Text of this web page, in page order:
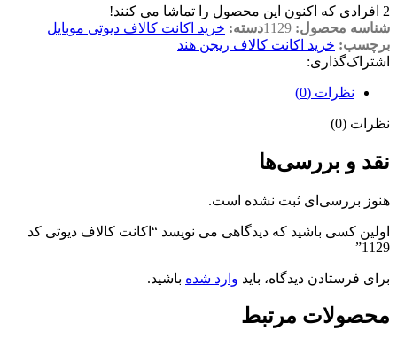
2 افرادی که اکنون این محصول را تماشا می کنند!
شناسه محصول: 1129دسته: خرید اکانت کالاف دیوتی موبایل
برچسب: خرید اکانت کالاف ریجن هند
اشتراک‌گذاری:
نظرات (0)
نظرات (0)
نقد و بررسی‌ها
هنوز بررسی‌ای ثبت نشده است.
اولین کسی باشید که دیدگاهی می نویسد “اکانت کالاف دیوتی کد
1129”
برای فرستادن دیدگاه، باید وارد شده باشید.
محصولات مرتبط